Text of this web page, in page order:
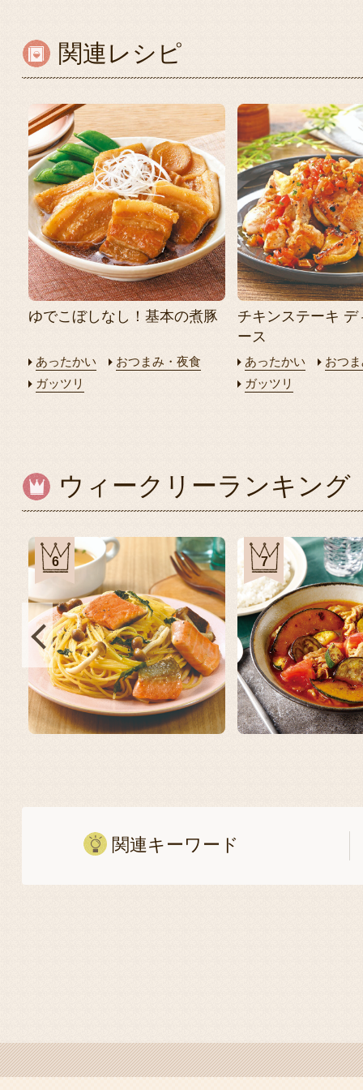
関連レシピ
ゆでこぼしなし！基本の煮豚
あったかい
おつまみ・夜食
ガッツリ
チキンステーキ デ
ース
あったかい
おつ
ガッツリ
ウィークリーランキング
6 7
関連キーワード